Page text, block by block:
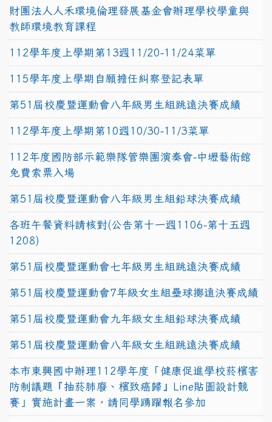
財團法人人禾環境倫理發展基金會辦理學校學童與
教師環境教育課程
112學年度上學期第13週11/20-11/24菜單
115學年度上學期自願擔任糾察登記表單
第51屆校慶暨運動會八年級男生組跳遠決賽成績
112學年度上學期第10週10/30-11/3菜單
112年度國防部示範樂隊管樂團演奏會-中壢藝術館
免費索票入場
第51屆校慶暨運動會八年級男生組鉛球決賽成績
各班午餐資料請核對(公告第十一週1106-第十五週
1208)
第51屆校慶暨運動會七年級男生組跳遠決賽成績
第51屆校慶暨運動會7年級女生組壘球擲遠決賽成績
第51屆校慶暨運動會九年級女生組鉛球決賽成績
第51屆校慶暨運動會八年級女生組跳遠決賽成績
本市東興國中辦理112學年度「健康促進學校菸檳害
防制議題『抽菸肺廢、檳致癌歸』Line貼圖設計競
賽」實施計畫一案，請同學踴躍報名參加